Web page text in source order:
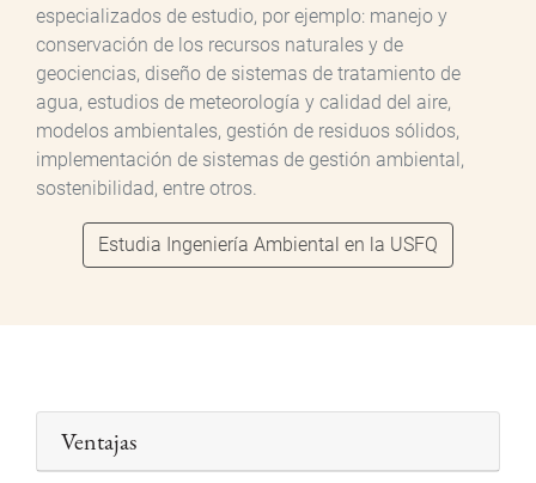
especializados de estudio, por ejemplo: manejo y
conservación de los recursos naturales y de
geociencias, diseño de sistemas de tratamiento de
agua, estudios de meteorología y calidad del aire,
modelos ambientales, gestión de residuos sólidos,
implementación de sistemas de gestión ambiental,
sostenibilidad, entre otros.
Estudia Ingeniería Ambiental en la USFQ
Ventajas